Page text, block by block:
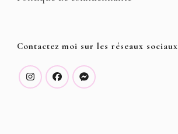
Contactez moi sur les réseaux sociaux